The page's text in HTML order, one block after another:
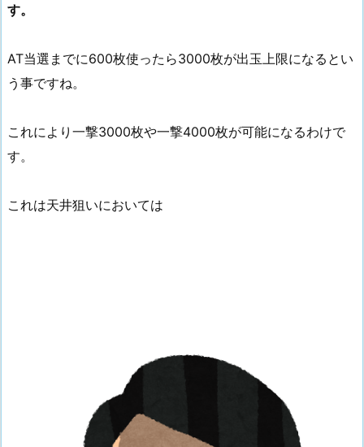
す。
AT当選までに600枚使ったら3000枚が出玉上限になるとい
う事ですね。
これにより一撃3000枚や一撃4000枚が可能になるわけで
す。
これは天井狙いにおいては